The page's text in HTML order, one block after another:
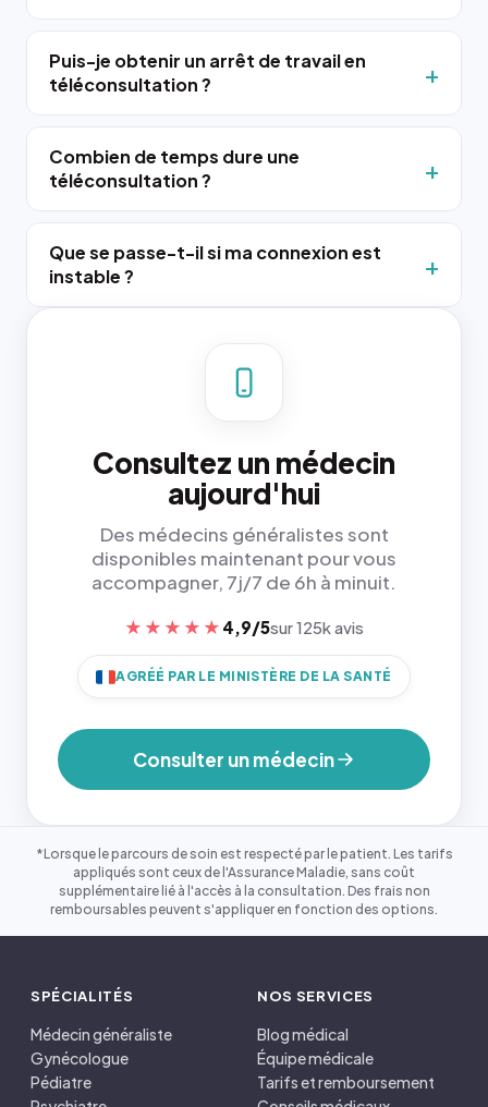
Puis-je obtenir un arrêt de travail en
téléconsultation ?
Combien de temps dure une
téléconsultation ?
Que se passe-t-il si ma connexion est
instable ?
Consultez un médecin
aujourd'hui
Des médecins généralistes sont
disponibles maintenant pour vous
accompagner, 7j/7 de 6h à minuit.
★★★★★ 4,9/5sur 125k avis
AGRÉÉ PAR LE MINISTÈRE DE LA SANTÉ
Consulter un médecin
*Lorsque le parcours de soin est respecté par le patient. Les tarifs
appliqués sont ceux de l'Assurance Maladie, sans coût
supplémentaire lié à l'accès à la consultation. Des frais non
remboursables peuvent s'appliquer en fonction des options.
SPÉCIALITÉS
Médecin généraliste
Gynécologue
Pédiatre
NOS SERVICES
Blog médical
Équipe médicale
Tarifs et remboursement